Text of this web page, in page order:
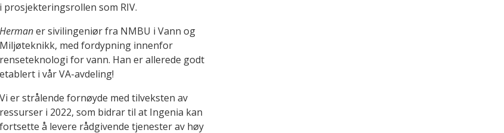
i prosjekteringsrollen som RIV.
Hermaner sivilingeniør fra NMBU i Vann og
Miljøteknikk, med fordypning innenfor
renseteknologi for vann. Han er allerede godt
etablert i vår VA-avdeling!
Vi er strålende fornøyde med tilveksten av
ressurser i 2022, som bidrar til at Ingenia kan
fortsette å levere rådgivende tjenester av høy